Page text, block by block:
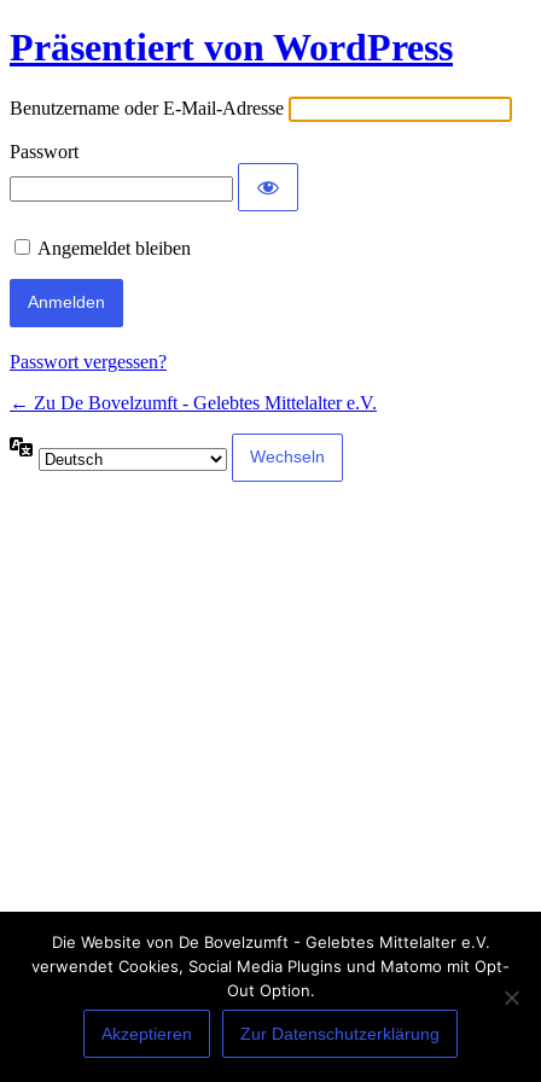
Präsentiert von WordPress
Benutzername oder E-Mail-Adresse
Passwort
Angemeldet bleiben
Alternative:
Passwort vergessen?
← Zu De Bovelzumft - Gelebtes Mittelalter e.V.
Die Website von De Bovelzumft - Gelebtes Mittelalter e.V.
verwendet Cookies, Social Media Plugins und Matomo mit Opt-
Out Option.
Akzeptieren Zur Datenschutzerklärung